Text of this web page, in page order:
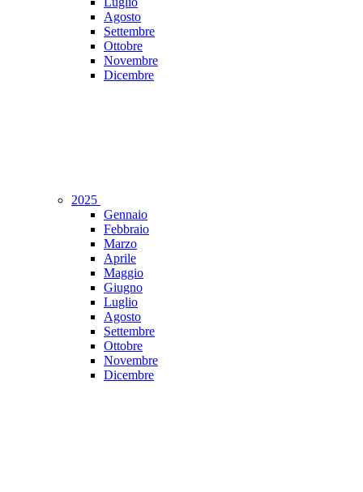
Agosto
Settembre
Ottobre
Novembre
Dicembre
2025
Gennaio
Febbraio
Marzo
Aprile
Maggio
Giugno
Luglio
Agosto
Settembre
Ottobre
Novembre
Dicembre